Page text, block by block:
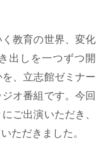
教育の世界、変化
出しを一つずつ開
、立志館ゼミナー
オ番組です。今回
ご出演いただき、
ただきました。